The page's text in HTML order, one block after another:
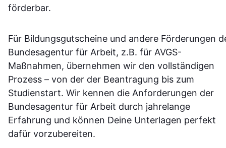
förderbar.
Für Bildungsgutscheine und andere Förderungen
Bundesagentur für Arbeit, z.B. für AVGS-
Maßnahmen, übernehmen wir den vollständigen
Prozess – von der der Beantragung bis zum
Studienstart. Wir kennen die Anforderungen der
Bundesagentur für Arbeit durch jahrelange
Erfahrung und können Deine Unterlagen perfekt
dafür vorzubereiten.